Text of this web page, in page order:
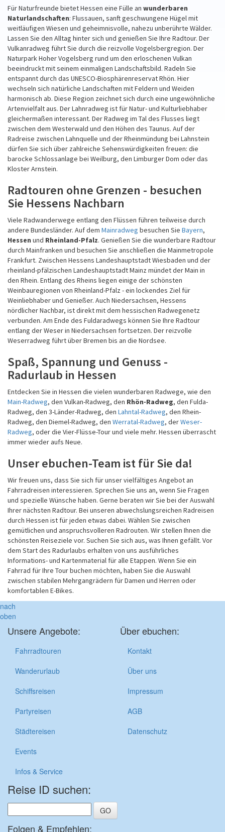
Für Naturfreunde bietet Hessen eine Fülle an wunderbaren
Naturlandschaften: Flussauen, sanft geschwungene Hügel mit
weitläufigen Wiesen und geheimnisvolle, nahezu unberührte Wälder.
Lassen Sie den Alltag hinter sich und genießen Sie Ihre Radtour. Der
Vulkanradweg führt Sie durch die reizvolle Vogelsbergregion. Der
Naturpark Hoher Vogelsberg rund um den erloschenen Vulkan
beeindruckt mit seinem einmaligen Landschaftsbild. Radeln Sie
entspannt durch das UNESCO-Biosphärenreservat Rhön. Hier
wechseln sich natürliche Landschaften mit Feldern und Weiden
harmonisch ab. Diese Region zeichnet sich durch eine ungewöhnliche
Artenvielfalt aus. Der Lahnradweg ist für Natur- und Kulturliebhaber
gleichermaßen interessant. Der Radweg im Tal des Flusses liegt
zwischen dem Westerwald und den Höhen des Taunus. Auf der
Radreise zwischen Lahnquelle und der Rheinmündung bei Lahnstein
dürfen Sie sich über zahlreiche Sehenswürdigkeiten freuen: die
barocke Schlossanlage bei Weilburg, den Limburger Dom oder das
Kloster Arnstein.
Radtouren ohne Grenzen - besuchen
Sie Hessens Nachbarn
Viele Radwanderwege entlang den Flüssen führen teilweise durch
andere Bundesländer. Auf dem Mainradweg besuchen Sie Bayern,
Hessen und Rheinland-Pfalz. Genießen Sie die wunderbare Radtour
durch Mainfranken und besuchen Sie anschließen die Mainmetropole
Frankfurt. Zwischen Hessens Landeshauptstadt Wiesbaden und der
rheinland-pfälzischen Landeshauptstadt Mainz mündet der Main in
den Rhein. Entlang des Rheins liegen einige der schönsten
Weinbauregionen von Rheinland-Pfalz - ein lockendes Ziel für
Weinliebhaber und Genießer. Auch Niedersachsen, Hessens
nördlicher Nachbar, ist direkt mit dem hessischen Radwegenetz
verbunden. Am Ende des Fuldaradwegs können Sie Ihre Radtour
entlang der Weser in Niedersachsen fortsetzen. Der reizvolle
Weserradweg führt über Bremen bis an die Nordsee.
Spaß, Spannung und Genuss -
Radurlaub in Hessen
Entdecken Sie in Hessen die vielen wunderbaren Radwege, wie den
Main-Radweg, den Vulkan-Radweg, den Rhön-Radweg, den Fulda-
Radweg, den 3-Länder-Radweg, den Lahntal-Radweg, den Rhein-
Radweg, den Diemel-Radweg, den Werratal-Radweg, derWeser-
Radweg, oder die Vier-Flüsse-Tour und viele mehr. Hessen überrascht
immer wieder aufs Neue.
Unser ebuchen-Team ist für Sie da!
Wir freuen uns, dass Sie sich für unser vielfältiges Angebot an
Fahrradreisen interessieren. Sprechen Sie uns an, wenn Sie Fragen
und spezielle Wünsche haben. Gerne beraten wir Sie bei der Auswahl
Ihrer nächsten Radtour. Bei unseren abwechslungsreichen Radreisen
durch Hessen ist für jeden etwas dabei. Wählen Sie zwischen
gemütlichen und anspruchsvolleren Radrouten. Wir stellen Ihnen die
schönsten Reiseziele vor. Suchen Sie sich aus, was Ihnen gefällt. Vor
dem Start des Radurlaubs erhalten von uns ausführliches
Informations- und Kartenmaterial für alle Etappen. Wenn Sie ein
Fahrrad für Ihre Tour buchen möchten, haben Sie die Auswahl
zwischen stabilen Mehrgangrädern für Damen und Herren oder
komfortablen E-Bikes.
nach
oben
Unsere Angebote:
Fahrradtouren
Wanderurlaub
Schiffsreisen
Partyreisen
Städtereisen
Events
Infos & Service
Über ebuchen:
Kontakt
Über uns
Impressum
AGB
Datenschutz
Reise ID suchen:
Folgen & Empfehlen: